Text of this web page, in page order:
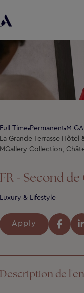
Full-Time Permanent M
La Grande Terrasse Hôtel
MGallery Collection,
FR - Second
Luxury & Lifestyle
Apply
Description de